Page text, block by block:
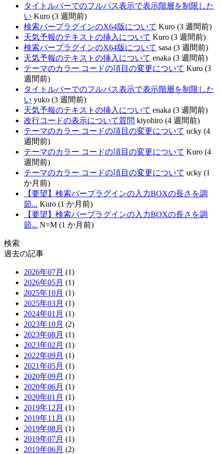
タイトルバーでのフルパス表示で表示階層を制限した
い Kuro (3 週間前)
検索バープラグインのX64版について Kuro (3 週間前)
天気予報のテキストの挿入について Kuro (3 週間前)
検索バープラグインのX64版について sasa (3 週間前)
天気予報のテキストの挿入について enaka (3 週間前)
テーマのカラー コードの項目の変更について Kuro (3
週間前)
タイトルバーでのフルパス表示で表示階層を制限した
い yuko (3 週間前)
天気予報のテキストの挿入について enaka (3 週間前)
改行コードの表示について質問 kiyohiro (4 週間前)
テーマのカラー コードの項目の変更について ucky (4
週間前)
テーマのカラー コードの項目の変更について Kuro (4
週間前)
テーマのカラー コードの項目の変更について ucky (1
か月前)
【要望】検索バープラグインの入力BOXの長さを調
節... Kuro (1 か月前)
【要望】検索バープラグインの入力BOXの長さを調
節... N=M (1 か月前)
検索
過去の記事
2026年07月 (1)
2026年05月 (1)
2025年10月 (1)
2025年03月 (1)
2024年01月 (1)
2023年10月 (2)
2023年08月 (1)
2023年02月 (1)
2022年09月 (1)
2021年05月 (1)
2020年09月 (1)
2020年06月 (1)
2020年01月 (1)
2019年12月 (1)
2019年11月 (1)
2019年08月 (1)
2019年07月 (1)
2019年06月 (2)